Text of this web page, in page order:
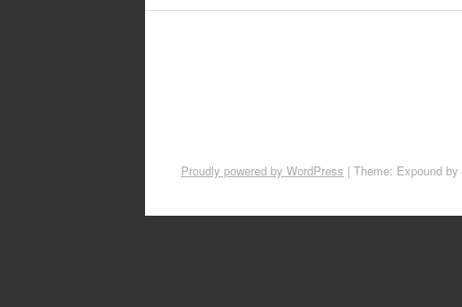
Proudly powered by WordPress | Theme: Expound by